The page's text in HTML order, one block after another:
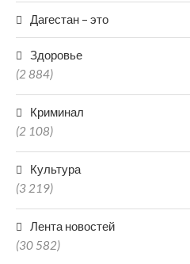
Дагестан – это
Здоровье
(2 884)
Криминал
(2 108)
Культура
(3 219)
Лента новостей
(30 582)